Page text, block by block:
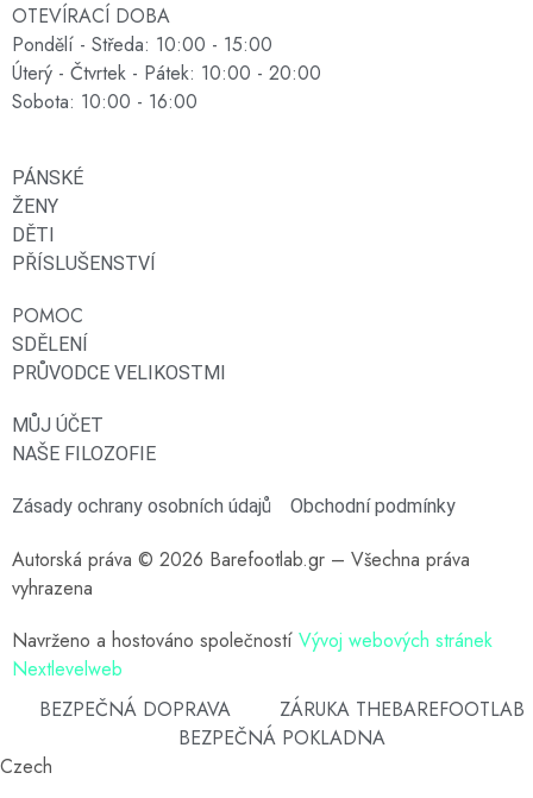
OTEVÍRACÍ DOBA
Pondělí - Středa: 10:00 - 15:00
Úterý - Čtvrtek - Pátek: 10:00 - 20:00
Sobota: 10:00 - 16:00
PÁNSKÉ
ŽENY
DĚTI
PŘÍSLUŠENSTVÍ
POMOC
SDĚLENÍ
PRŮVODCE VELIKOSTMI
MŮJ ÚČET
NAŠE FILOZOFIE
Zásady ochrany osobních údajů Obchodní podmínky
Autorská práva © 2026 Barefootlab.gr – Všechna práva
vyhrazena
Navrženo a hostováno společností Vývoj webových stránek
Nextlevelweb
BEZPEČNÁ DOPRAVA
ZÁRUKA THEBAREFOOTLAB
BEZPEČNÁ POKLADNA
Czech